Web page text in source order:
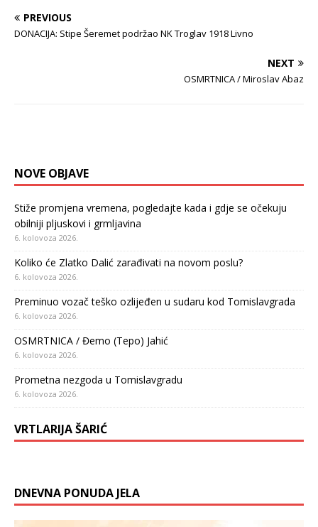
PREVIOUS
DONACIJA: Stipe Šeremet podržao NK Troglav 1918 Livno
NEXT
OSMRTNICA / Miroslav Abaz
NOVE OBJAVE
Stiže promjena vremena, pogledajte kada i gdje se očekuju
obilniji pljuskovi i grmljavina
6. kolovoza 2026.
Koliko će Zlatko Dalić zarađivati na novom poslu?
6. kolovoza 2026.
Preminuo vozač teško ozlijeđen u sudaru kod Tomislavgrada
6. kolovoza 2026.
OSMRTNICA / Đemo (Tepo) Jahić
6. kolovoza 2026.
Prometna nezgoda u Tomislavgradu
6. kolovoza 2026.
VRTLARIJA ŠARIĆ
DNEVNA PONUDA JELA